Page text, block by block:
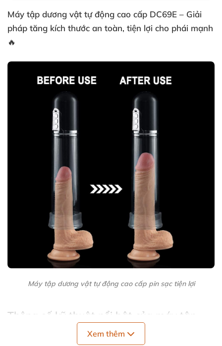
Máy tập dương vật tự động cao cấp DC69E – Giải
pháp tăng kích thước an toàn, tiện lợi cho phái mạnh
🔥
Máy tập dương vật tự động cao cấp pin sạc tiện lợi
Thông số kỹ thuật nổi bật của máy tập
dương vật tự độngXem thêm